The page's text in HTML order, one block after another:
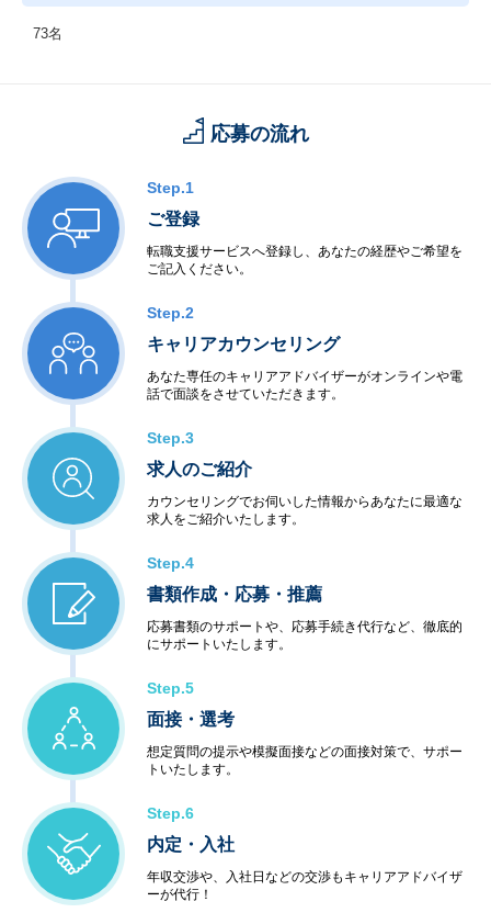
73名
応募の流れ
Step.1
ご登録
転職支援サービスへ登録し、あなたの経歴やご希望を
ご記入ください。
Step.2
キャリアカウンセリング
あなた専任のキャリアアドバイザーがオンラインや電
話で面談をさせていただきます。
Step.3
求人のご紹介
カウンセリングでお伺いした情報からあなたに最適な
求人をご紹介いたします。
Step.4
書類作成・応募・推薦
応募書類のサポートや、応募手続き代行など、徹底的
にサポートいたします。
Step.5
面接・選考
想定質問の提示や模擬面接などの面接対策で、サポー
トいたします。
Step.6
内定・入社
年収交渉や、入社日などの交渉もキャリアアドバイザ
ーが代行！